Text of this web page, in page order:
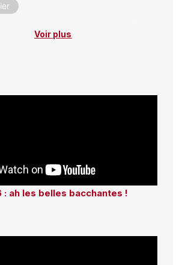
Voir plus
: ah les belles bacchantes !